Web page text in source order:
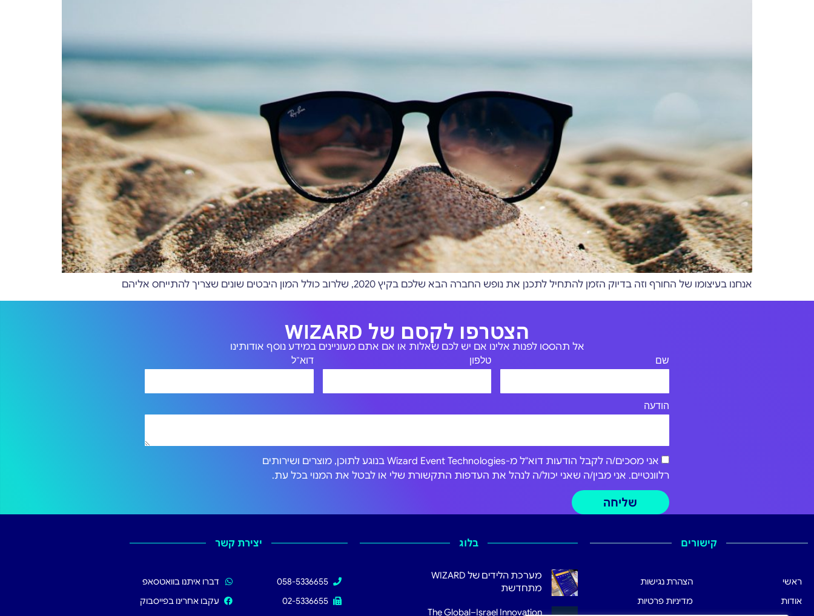
אנחנו בעיצומו של החורף וזה בדיוק הזמן להתחיל לתכנן את נופש החברה הבא שלכם בקיץ 2020, שלרוב כולל המון היבטים שונים שצריך להתייחס אליהם
הצטרפו לקסם של WIZARD
אל תהססו לפנות אלינו אם יש לכם שאלות או אם אתם מעוניינים במידע נוסף אודותינו
שם
טלפון דוא"ל
הודעה
אני מסכים/ה לקבל הודעות דוא"ל מ-Wizard Event Technologies בנוגע לתוכן, מוצרים ושירותים
רלוונטיים. אני מבין/ה שאני יכול/ה לנהל את העדפות התקשורת שלי או לבטל את המנוי בכל עת.
שליחה
קישורים
ראשי
אודות
הצהרת נגישות
מדיניות פרטיות
בלוג
מערכת הלידים של WIZARD
מתחדשת
The Global–Israel Innovation
יצירת קשר
058-5336655
02-5336655
דברו איתנו בוואטסאפ
עקבו אחרינו בפייסבוק